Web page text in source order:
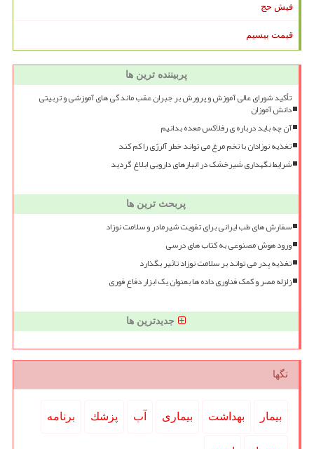
فیش حج
قیمت بیسیم
پربیننده ترین ها
تأکید شورای عالی آموزش و پرورش بر جبران عقب ماندگی های آموزشی و تربیتی
دانش آموزان
آن چه باید درباره ی رفلاکس معده بدانیم
تغذیه نوزادان با تخم مرغ می تواند خطر آلرژی را کم کند
شرایط نگهداری شیرخشک در انبارهای دارویی ابلاغ گردید
پربحث ترین ها
سفارش های طب ایرانی برای تقویت شیرمادر و سلامت نوزاد
ورود هوش مصنوعی به کتاب های درسی
تغذیه پدر می تواند بر سلامت نوزاد تاثیر بگذارد
زلزله مصر و کمک فناوری داده ها بعنوان یک ابزار دفاع فوری
جدیدترین ها
تگها
بیمار بهداشت بیماری آب پزشك برنامه